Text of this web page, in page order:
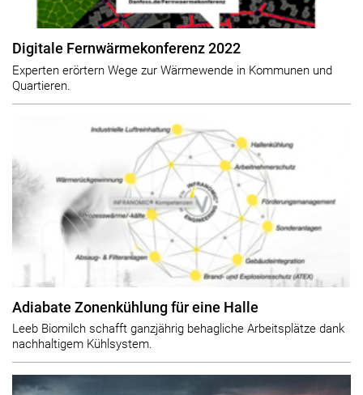
Digitale Fernwärmekonferenz 2022
Experten erörtern Wege zur Wärmewende in Kommunen und
Quartieren.
Adiabate Zonenkühlung für eine Halle
Leeb Biomilch schafft ganzjährig behagliche Arbeitsplätze dank
nachhaltigem Kühlsystem.